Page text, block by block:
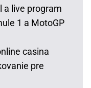
a live program
1 a MotoGP
casina
pre